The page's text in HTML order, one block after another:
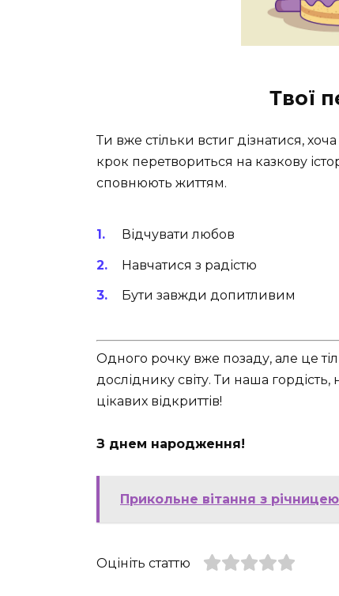
Твої
Ти вже стільки встиг дізнатися,
крок перетвориться на казкову
сповнюють життям.
Відчувати любов
Навчатися з радістю
Бути завжди допитливим
Одного рочку вже позаду, але це
досліднику світу. Ти наша
цікавих відкриттів!
З днем народження!
Прикольне вітання з
Оцініть статтю